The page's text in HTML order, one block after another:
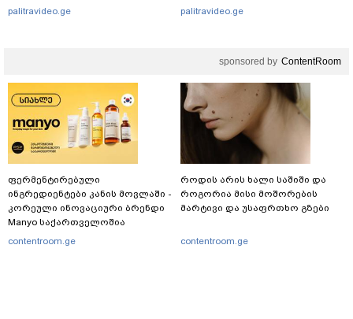
არასრულწლოვნებს?
palitravideo.ge
palitravideo.ge
sponsored by ContentRoom
ფერმენტირებული
ინგრედიენტები კანის მოვლაში -
კორეული ინოვაციური ბრენდი
Manyo საქართველოშია
contentroom.ge
როდის არის ხალი საშიში და
როგორია მისი მოშორების
მარტივი და უსაფრთხო გზები
contentroom.ge